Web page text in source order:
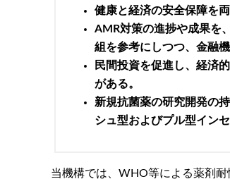
健康と経済の安全保障を
AMR対策の進捗や成果を
組を参考にしつつ、金融
民間投資を促進し、経済
がある。
新規抗菌薬の研究開発の
シュ型およびプル型イン
当機構では、WHO等による薬剤